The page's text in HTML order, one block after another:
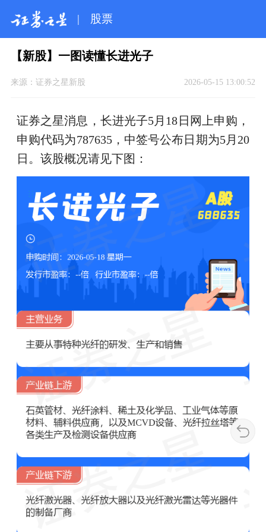
| 股票
【新股】一图读懂长进光子
来源： 证券之星新股 2026-05-15 13:00:52
证券之星消息，长进光子5月18日网上申购，
申购代码为787635，中签号公布日期为5月20
日。该股概况请见下图：